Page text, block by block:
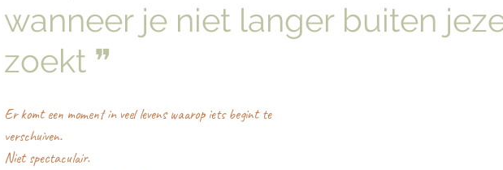
wanneer je niet langer buiten
zoekt ❞
Er komt een moment in veel levens waarop iets begint te
verschuiven.
Niet spectaculair.